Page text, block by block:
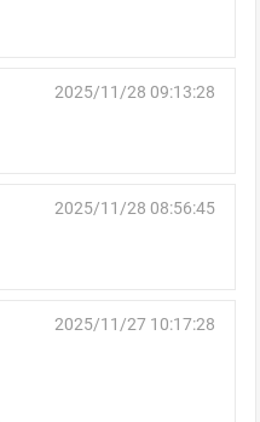
2025/11/28 09:13:28
2025/11/28 08:56:45
2025/11/27 10:17:28